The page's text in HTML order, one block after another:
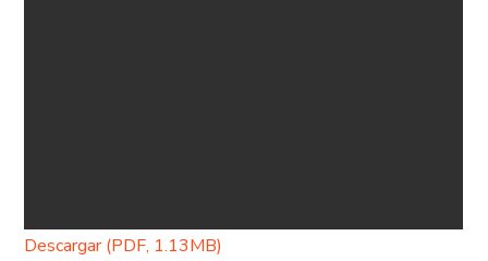
Descargar (PDF, 1.13MB)